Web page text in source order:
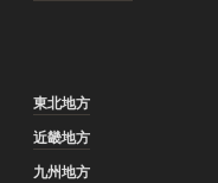
東北地方
近畿地方
九州地方